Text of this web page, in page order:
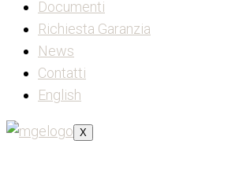
Documenti
Richiesta Garanzia
News
Contatti
English
X